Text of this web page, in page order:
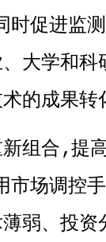
时促进监
大学和
的成果转
组合‚提
市场调控
弱、投